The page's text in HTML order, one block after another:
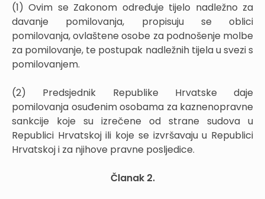
(1) Ovim se Zakonom određuje tijelo nadležno za
davanje pomilovanja, propisuju se oblici
pomilovanja, ovlaštene osobe za podnošenje molbe
za pomilovanje, te postupak nadležnih tijela u svezi s
pomilovanjem.
(2) Predsjednik Republike Hrvatske daje
pomilovanja osuđenim osobama za kaznenopravne
sankcije koje su izrečene od strane sudova u
Republici Hrvatskoj ili koje se izvršavaju u Republici
Hrvatskoj i za njihove pravne posljedice.
Članak 2.